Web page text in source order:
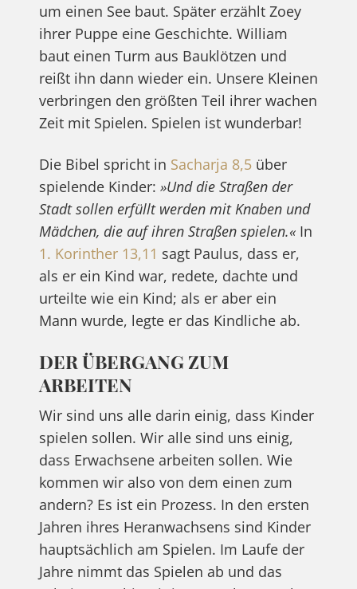
um einen See baut. Später erzählt Zoey
ihrer Puppe eine Geschichte. William
baut einen Turm aus Bauklötzen und
reißt ihn dann wieder ein. Unsere Kleinen
verbringen den größten Teil ihrer wachen
Zeit mit Spielen. Spielen ist wunderbar!
Die Bibel spricht in Sacharja 8,5über
spielende Kinder: »Und die Straßen der
Stadt sollen erfüllt werden mit Knaben und
Mädchen, die auf ihren Straßen spielen.«In
1. Korinther 13,11 sagt Paulus, dass er,
als er ein Kind war, redete, dachte und
urteilte wie ein Kind; als er aber ein
Mann wurde, legte er das Kindliche ab.
DER ÜBERGANG ZUM
ARBEITEN
Wir sind uns alle darin einig, dass Kinder
spielen sollen. Wir alle sind uns einig,
dass Erwachsene arbeiten sollen. Wie
kommen wir also von dem einen zum
andern? Es ist ein Prozess. In den ersten
Jahren ihres Heranwachsens sind Kinder
hauptsächlich am Spielen. Im Laufe der
Jahre nimmt das Spielen ab und das